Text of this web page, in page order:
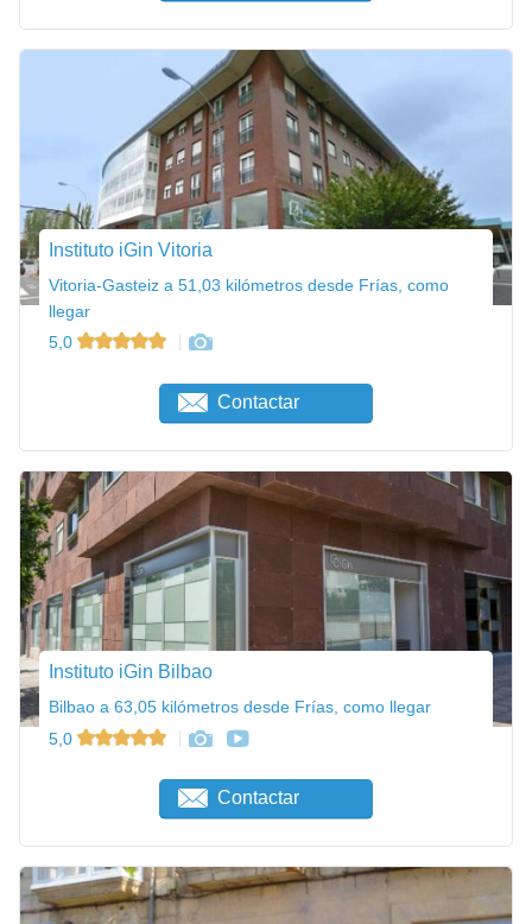
Instituto iGin Vitoria
Vitoria-Gasteiz a 51,03 kilómetros desde Frías, como
llegar
5,0
Contactar
Instituto iGin Bilbao
Bilbao a 63,05 kilómetros desde Frías, como llegar
5,0
Contactar